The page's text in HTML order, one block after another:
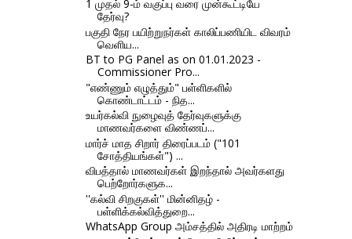
1 முதல் 9-ம் வகுப்பு வரை முன்கூட்டியே
தேர்வு?
பகுதி நேர பயிற்றுநர்கள் காலிப்பணியிட விவரம்
வெளிய...
BT to PG Panel as on 01.01.2023 -
Commissioner Pro...
"எண்ணும் எழுத்தும்" பள்ளிகளில்
கொண்டாட்டம் - நித...
உயர்கல்வி நுழைவுத் தேர்வுகளுக்கு
மாணவர்களை விண்ணப்...
மார்ச் மாத சிறார் திரைப்படம் ("101
சோத்தியங்கள்") ...
விபத்தால் மாணவர்கள் இறந்தால் அவர்களது
பெற்றோர்களுக...
''கல்வி சிறகுகள்'' மின்னிதழ் -
பள்ளிக்கல்வித்துறை...
WhatsApp Group அம்சத்தில் அதிரடி மாற்றம்